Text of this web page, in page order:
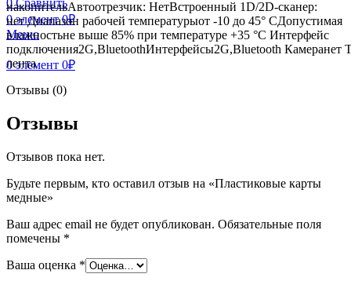
0элемент 0₽
Меню
0элемент 0₽
накопительАвтоотрезчик: НетВстроенный 1D/2D-сканер:
нет Диапазон рабочей температурыот -10 до 45° CДопустимая
влажностьне выше 85% при температуре +35 °С Интерфейс
подключения2G,BluetoothИнтерфейсы2G,Bluetooth Камеранет
лента
Отзывы (0)
Отзывы
Отзывов пока нет.
Будьте первым, кто оставил отзыв на «Пластиковые карты
медные»
Ваш адрес email не будет опубликован. Обязательные поля
помечены *
Ваша оценка *